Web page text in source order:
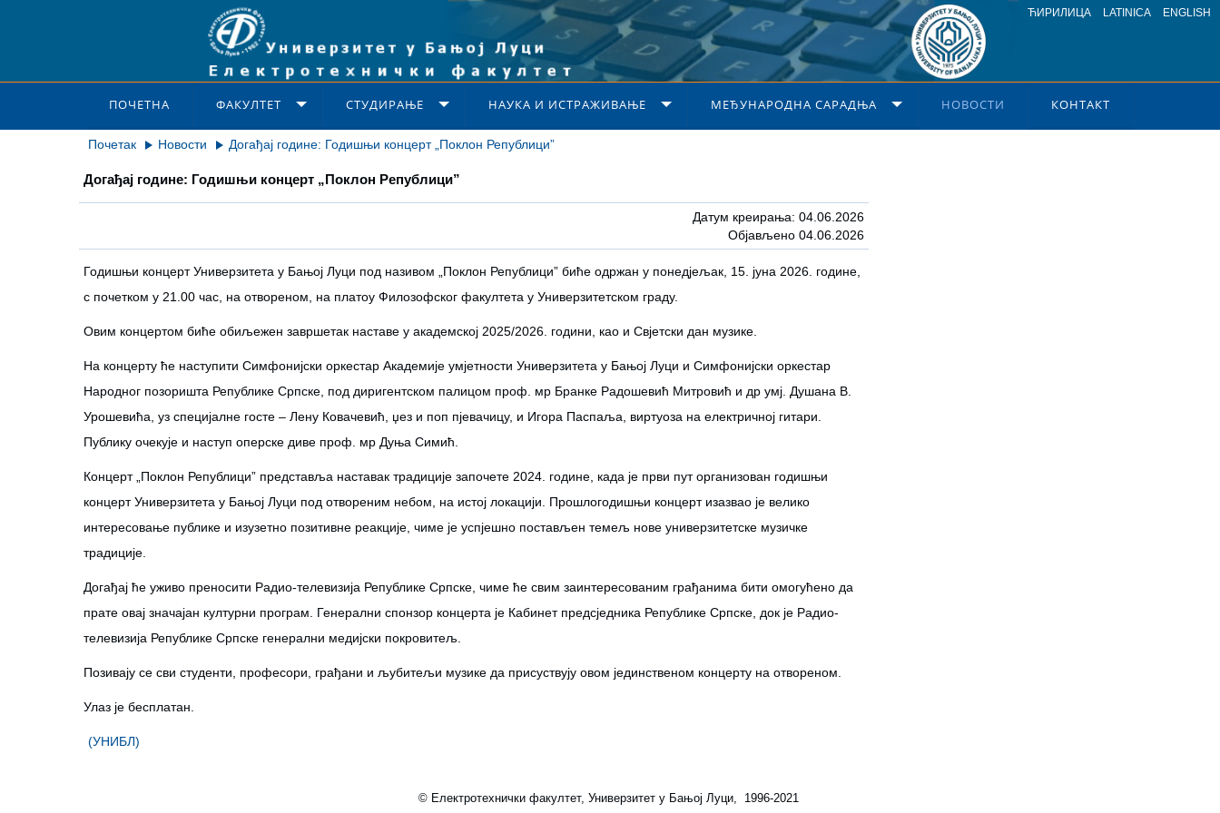
ЋИРИЛИЦА LATINICA ENGLISH
ПОЧЕТНА ФАКУЛТЕТ СТУДИРАЊЕ НАУКА И ИСТРАЖИВАЊЕ МЕЂУНАРОДНА САРАДЊА НОВОСТИ КОНТАКТ
Почетак Новости Догађај године: Годишњи концерт „Поклон Републици”
Догађај године: Годишњи концерт „Поклон Републици”
Датум креирања: 04.06.2026
Објављено 04.06.2026
Годишњи концерт Универзитета у Бањој Луци под називом „Поклон Републици” биће одржан у понедјељак, 15. јуна 2026. године,
с почетком у 21.00 час, на отвореном, на платоу Филозофског факултета у Универзитетском граду.
Овим концертом биће обиљежен завршетак наставе у академској 2025/2026. години, као и Свјетски дан музике.
На концерту ће наступити Симфонијски оркестар Академије умјетности Универзитета у Бањој Луци и Симфонијски оркестар
Народног позоришта Републике Српске, под диригентском палицом проф. мр Бранке Радошевић Митровић и др умј. Душана В.
Урошевића, уз специјалне госте – Лену Ковачевић, џез и поп пјевачицу, и Игора Паспаља, виртуоза на електричној гитари.
Публику очекује и наступ оперске диве проф. мр Дуња Симић.
Концерт „Поклон Републици” представља наставак традиције започете 2024. године, када је први пут организован годишњи
концерт Универзитета у Бањој Луци под отвореним небом, на истој локацији. Прошлогодишњи концерт изазвао је велико
интересовање публике и изузетно позитивне реакције, чиме је успјешно постављен темељ нове универзитетске музичке
традиције.
Догађај ће уживо преносити Радио-телевизија Републике Српске, чиме ће свим заинтересованим грађанима бити омогућено да
прате овај значајан културни програм. Генерални спонзор концерта је Кабинет предсједника Републике Српске, док је Радио-
телевизија Републике Српске генерални медијски покровитељ.
Позивају се сви студенти, професори, грађани и љубитељи музике да присуствују овом јединственом концерту на отвореном.
Улаз је бесплатан.
(УНИБЛ)
© Електротехнички факултет, Универзитет у Бањој Луци, 1996-2021